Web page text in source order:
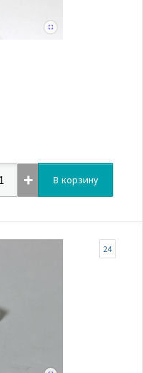
В корзину
24